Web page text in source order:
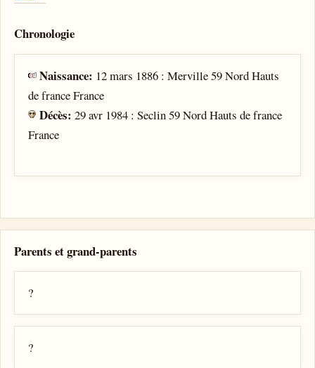
Chronologie
Naissance: 12 mars 1886 : Merville 59 Nord Hauts
de france France
Décès:29 avr 1984 : Seclin 59 Nord Hauts de france
France
Parents et grand-parents
?
?